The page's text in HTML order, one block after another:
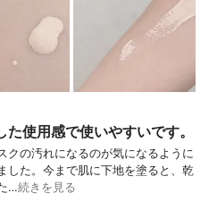
使用感で使いやすいです。
クの汚れになるのが気になるように
した。今まで肌に下地を塗ると、乾
…続きを見る